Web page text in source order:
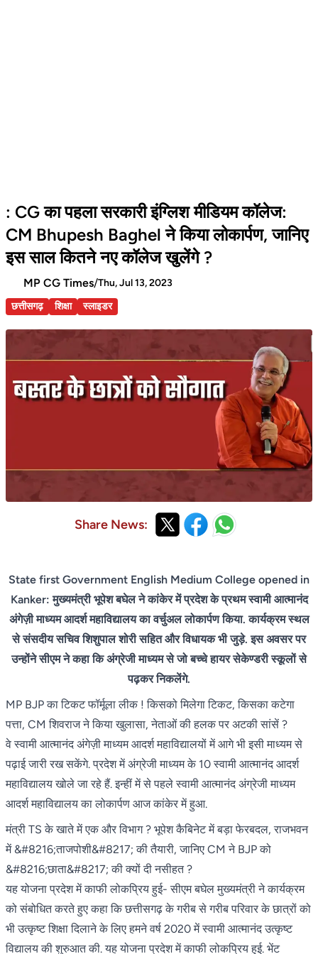
: CG का पहला सरकारी इंग्लिश मीडियम कॉलेज:
CM Bhupesh Baghel ने किया लोकार्पण, जानिए
इस साल कितने नए कॉलेज खुलेंगे ?
MP CG Times/Thu, Jul 13, 2023
छत्तीसगढ़
शिक्षा स्लाइडर
Share News:
State first Government English Medium College opened in
Kanker: मुख्यमंत्री भूपेश बघेल ने कांकेर में प्रदेश के प्रथम स्वामी आत्मानंद
अंगेज़ी माध्यम आदर्श महाविद्यालय का वर्चुअल लोकार्पण किया. कार्यक्रम स्थल
से संसदीय सचिव शिशुपाल शोरी सहित और विधायक भी जुड़े. इस अवसर पर
उन्होंने सीएम ने कहा कि अंग्रेजी माध्यम से जो बच्चे हायर सेकेण्डरी स्कूलों से
पढ़कर निकलेंगे.
MP BJP का टिकट फॉर्मूला लीक ! किसको मिलेगा टिकट, किसका कटेगा
पत्ता, CM शिवराज ने किया खुलासा, नेताओं की हलक पर अटकी सांसें ?
वे स्वामी आत्मानंद अंगेज़ी माध्यम आदर्श महाविद्यालयों में आगे भी इसी माध्यम से
पढ़ाई जारी रख सकेंगे. प्रदेश में अंग्रेजी माध्यम के 10 स्वामी आत्मानंद आदर्श
महाविद्यालय खोले जा रहे हैं. इन्हीं में से पहले स्वामी आत्मानंद अंग्रेजी माध्यम
आदर्श महाविद्यालय का लोकार्पण आज कांकेर में हुआ.
मंत्री TS के खाते में एक और विभाग ? भूपेश कैबिनेट में बड़ा फेरबदल, राजभवन
में &#8216;ताजपोशी&#8217; की तैयारी, जानिए CM ने BJP को
&#8216;छाता&#8217; की क्यों दी नसीहत ?
यह योजना प्रदेश में काफी लोकप्रिय हुई- सीएम बघेल मुख्यमंत्री ने कार्यक्रम
को संबोधित करते हुए कहा कि छत्तीसगढ़ के गरीब से गरीब परिवार के छात्रों को
भी उत्कृष्ट शिक्षा दिलाने के लिए हमने वर्ष 2020 में स्वामी आत्मानंद उत्कृष्ट
विद्यालय की शुरुआत की. यह योजना प्रदेश में काफी लोकप्रिय हुई. भेंट